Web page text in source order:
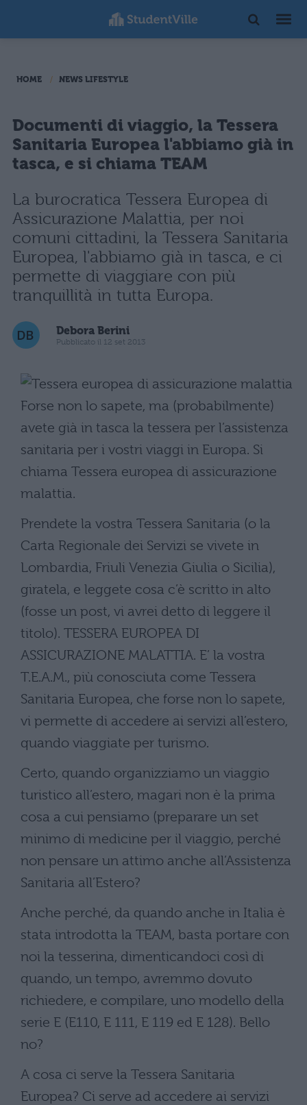
HOME NEWS LIFESTYLE
Documenti di viaggio, la Tessera
Sanitaria Europea l'abbiamo già in
tasca, e si chiama TEAM
La burocratica Tessera Europea di
Assicurazione Malattia, per noi
comuni cittadini, la Tessera Sanitaria
Europea, l'abbiamo già in tasca, e ci
permette di viaggiare con più
tranquillità in tutta Europa.
Debora Berini
Pubblicato il 12 set 2013
Forse non lo sapete, ma (probabilmente)
avete già in tasca la tessera per l’assistenza
sanitaria per i vostri viaggi in Europa. Si
chiama Tessera europea di assicurazione
malattia.
Prendete la vostra Tessera Sanitaria (o la
Carta Regionale dei Servizi se vivete in
Lombardia, Friuli Venezia Giulia o Sicilia),
giratela, e leggete cosa c’è scritto in alto
(fosse un post, vi avrei detto di leggere il
titolo). TESSERA EUROPEA DI
ASSICURAZIONE MALATTIA. E’ la vostra
T.E.A.M., più conosciuta come Tessera
Sanitaria Europea, che forse non lo sapete,
vi permette di accedere ai servizi all’estero,
quando viaggiate per turismo.
Certo, quando organizziamo un viaggio
turistico all’estero, magari non è la prima
cosa a cui pensiamo (preparare un set
minimo di medicine per il viaggio, perché
non pensare un attimo anche all’Assistenza
Sanitaria all’Estero?
Anche perché, da quando anche in Italia è
stata introdotta la TEAM, basta portare con
noi la tesserina, dimenticandoci così di
quando, un tempo, avremmo dovuto
richiedere, e compilare, uno modello della
serie E (E110, E 111, E 119 ed E 128). Bello
no?
A cosa ci serve la Tessera Sanitaria
Europea? Ci serve ad accedere ai servizi